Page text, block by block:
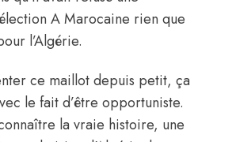
A Marocaine rien que
l’Algérie.
ce maillot depuis petit, ça
le fait d’être opportuniste.
la vraie histoire, une